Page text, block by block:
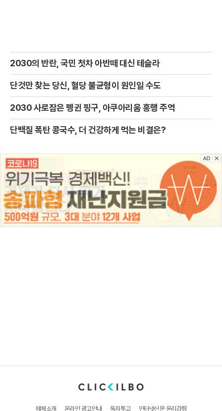
2030의 반란, 국민 첫차 아반떼 대신 테슬라
단것만 찾는 당신, 혈당 불균형이 원인일 수도
2030 사로잡은 펭귄 핑구, 아쿠아리움 흥행 주역
단백질 폭탄 콩국수, 더 건강하게 먹는 비결은?
매체소개 온라인 광고안내 독자투고 인터넷신문 윤리강령